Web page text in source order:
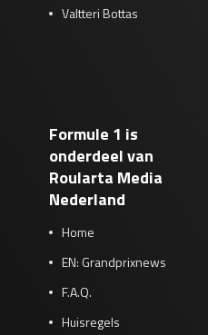
Valtteri Bottas
Formule 1 is
onderdeel van
Roularta Media
Nederland
Home
EN: Grandprixnews
F.A.Q.
Huisregels